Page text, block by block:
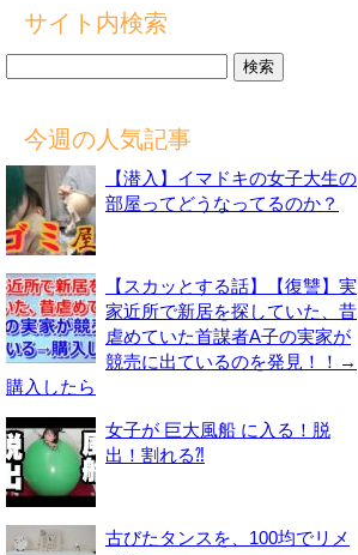
サイト内検索
今週の人気記事
【潜入】イマドキの女子大生の
部屋ってどうなってるのか？
【スカッとする話】【復讐】実
家近所で新居を探していた、昔
虐めていた首謀者A子の実家が
競売に出ているのを発見！！→
購入したら
女子が 巨大風船 に入る！脱
出！割れる⁈
古びたタンスを、100均でリメ